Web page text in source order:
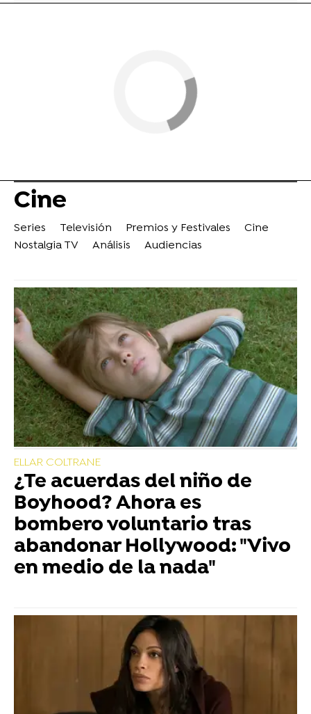
Cine
Series Televisión Premios y Festivales
Cine
Nostalgia TV
Análisis Audiencias
ELLAR COLTRANE
¿Te acuerdas del niño de
Boyhood? Ahora es
bombero voluntario tras
abandonar Hollywood: "Vivo
en medio de la nada"